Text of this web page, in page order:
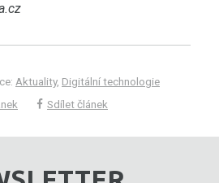
Aktuality, Digitální technologie
Sdílet článek